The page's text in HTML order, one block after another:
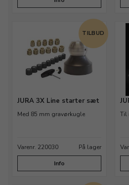
TILBUD
JURA 3X Line starter sæt
Med 85 mm gravørkugle
Varenr. 220030 På lager
Info
Til